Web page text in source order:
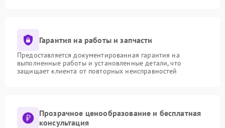
Гарантия на работы и запчасти
Предоставляется документированная гарантия на
выполненные работы и установленные детали, что
защищает клиента от повторных неисправностей
Прозрачное ценообразование и бесплатная
консультация